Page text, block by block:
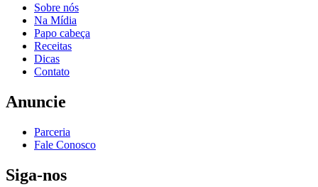
Sobre nós
Na Mídia
Papo cabeça
Receitas
Dicas
Contato
Anuncie
Parceria
Fale Conosco
Siga-nos